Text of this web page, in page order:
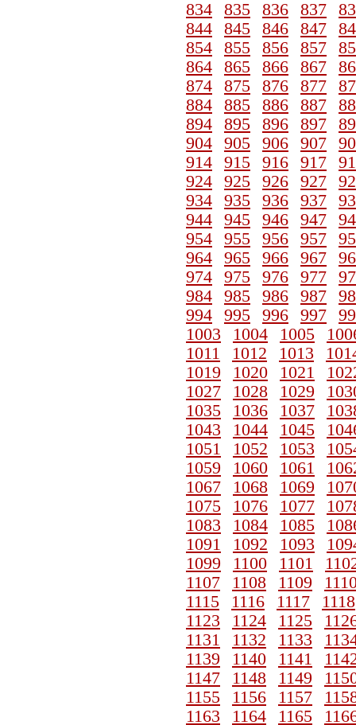
834 835 836 837
844
845 846 847
854
855 856 857
864
865 866 867
874
875 876 877
884
885 886 887
894
895 896 897
904
905 906 907
914
915 916 917
924
925 926 927
934
935 936 937
944
945 946 947
954
955 956 957
964
965 966 967
974
975 976 977
984
985 986 987
994
995 996 997
1003
1004 1005
1011
1012 1013
1019
1020 1021
1027
1028 1029
1035
1036 1037
1043
1044 1045
1051
1052 1053
1059
1060 1061
1067
1068 1069
1075
1076 1077
1083
1084 1085
1091
1092 1093
1099
1100 1101
1107
1108 1109
1115
1116 1117
1118
1123
1124 1125
1131
1132 1133
1139
1140 1141
1147
1148 1149
1155
1156 1157
1163
1164 1165